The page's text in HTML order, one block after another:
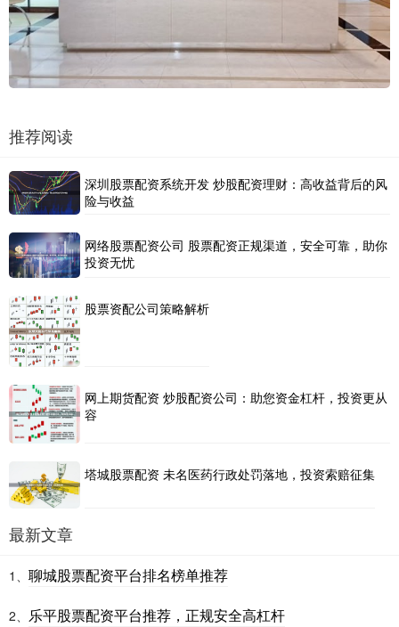
推荐阅读
深圳股票配资系统开发 炒股配资理财：高收益背后的风
险与收益
网络股票配资公司 股票配资正规渠道，安全可靠，助你
投资无忧
股票资配公司策略解析
网上期货配资 炒股配资公司：助您资金杠杆，投资更从
容
塔城股票配资 未名医药行政处罚落地，投资索赔征集
最新文章
1、 聊城股票配资平台排名榜单推荐
2、 乐平股票配资平台推荐，正规安全高杠杆